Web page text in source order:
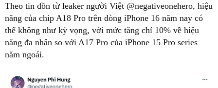
Theo tin đồn từ leaker người Việt @negativeonehero, hiệu
năng của chip A18 Pro trên dòng iPhone 16 năm nay có
thể không như kỳ vọng, với mức tăng chỉ 10% về hiệu
năng đa nhân so với A17 Pro của iPhone 15 Pro series
năm ngoái.